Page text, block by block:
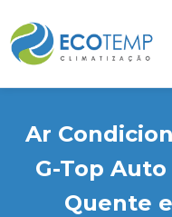
Ar
G-Top
Quente